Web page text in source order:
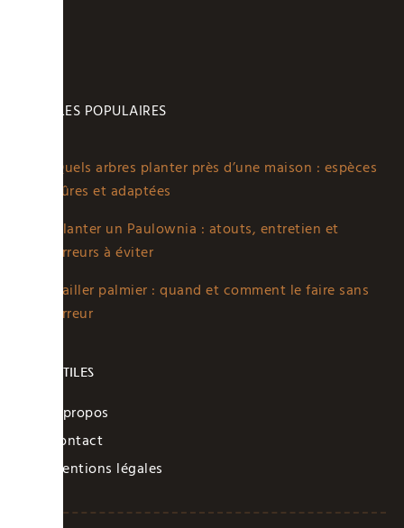
ARTICLES POPULAIRES
Quels arbres planter près d’une maison : espèces
sûres et adaptées
Planter un Paulownia : atouts, entretien et
erreurs à éviter
Tailler palmier : quand et comment le faire sans
erreur
LIENS UTILES
A propos
Contact
Mentions légales